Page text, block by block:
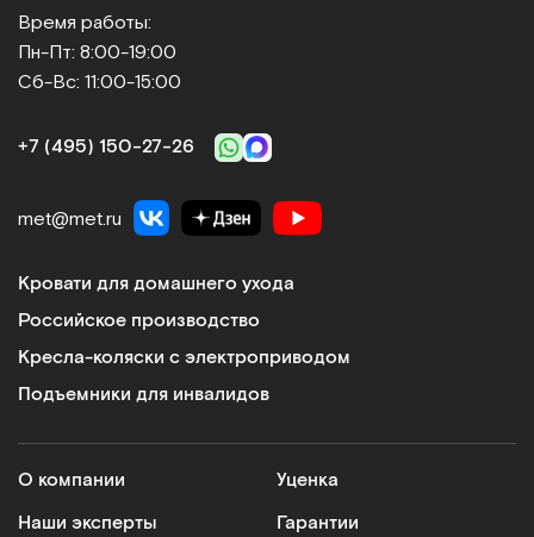
Время работы:
Пн-Пт: 8:00-19:00
Сб-Вс: 11:00-15:00
+7 (495) 150‑27‑26
met@met.ru
Кровати для домашнего ухода
Российское производство
Кресла-коляски с электроприводом
Подъемники для инвалидов
О компании
Наши эксперты
Уценка
Гарантии